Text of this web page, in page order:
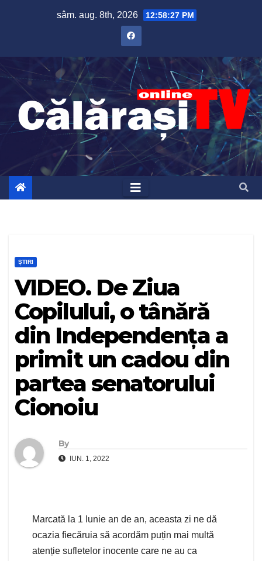
sâm. aug. 8th, 2026 12:58:28 PM
ȘTIRI
VIDEO. De Ziua
Copilului, o tânără
din Independența a
primit un cadou din
partea senatorului
Cionoiu
By
IUN. 1, 2022
Marcată la 1 Iunie an de an, aceasta zi ne dă
ocazia fiecăruia să acordăm puțin mai multă
atenție sufletelor inocente care ne au ca